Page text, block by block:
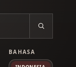
BAHASA